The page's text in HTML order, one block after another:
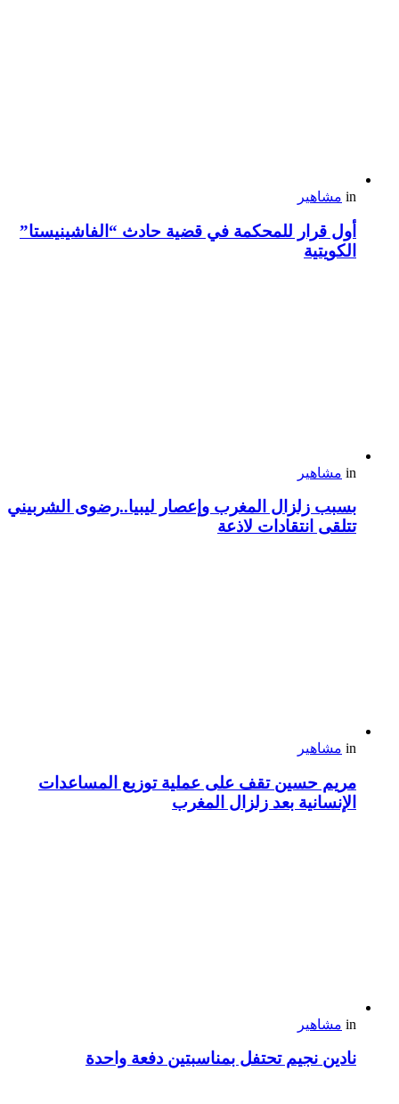
in مشاهير
أول قرار للمحكمة في قضية حادث “الفاشينيستا”
الكويتية
in مشاهير
بسبب زلزال المغرب وإعصار ليبيا..رضوى الشربيني
تتلقى انتقادات لاذعة
in مشاهير
مريم حسين تقف على عملية توزيع المساعدات
الإنسانية بعد زلزال المغرب
in مشاهير
نادين نجيم تحتفل بمناسبتين دفعة واحدة